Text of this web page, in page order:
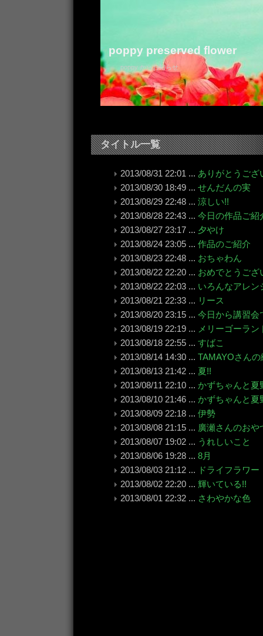
poppy preserved flower
poppy からお知らせ
タイトル一覧
2013/08/31 22:01 ... ありがとうござ
2013/08/30 18:49 ... せんだんの実
2013/08/29 22:48 ... 涼しい!!
2013/08/28 22:43 ... 今日の作品ご紹
2013/08/27 23:17 ... 夕やけ
2013/08/24 23:05 ... 作品のご紹介
2013/08/23 22:48 ... おちゃわん
2013/08/22 22:20 ... おめでとうござ
2013/08/22 22:03 ... いろんなアレン
2013/08/21 22:33 ... リース
2013/08/20 23:15 ... 今日から講習会
2013/08/19 22:19 ... メリーゴーラン
2013/08/18 22:55 ... すばこ
2013/08/14 14:30 ... TAMAYOさんの
2013/08/13 21:42 ... 夏!!
2013/08/11 22:10 ... かずちゃんと夏
2013/08/10 21:46 ... かずちゃんと夏
2013/08/09 22:18 ... 伊勢
2013/08/08 21:15 ... 廣瀬さんのおや
2013/08/07 19:02 ... うれしいこと
2013/08/06 19:28 ... 8月
2013/08/03 21:12 ...
ドライフラワー
2013/08/02 22:20 ... 輝いている!!
2013/08/01 22:32 ... さわやかな色